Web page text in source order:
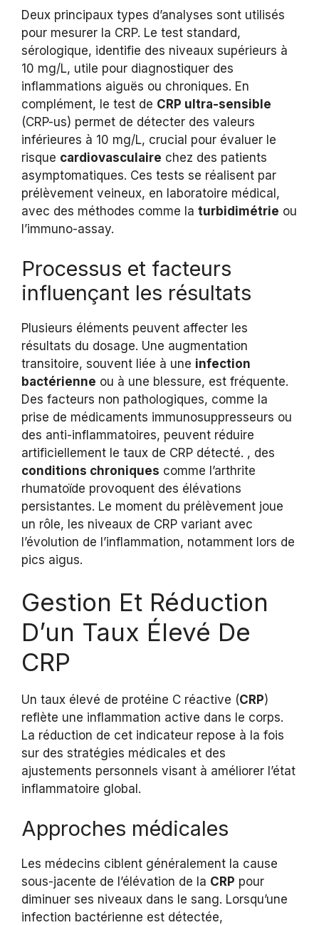
Deux principaux types d’analyses sont utilisés
pour mesurer la CRP. Le test standard,
sérologique, identifie des niveaux supérieurs à
10 mg/L, utile pour diagnostiquer des
inflammations aiguës ou chroniques. En
complément, le test de CRP ultra-sensible
(CRP-us) permet de détecter des valeurs
inférieures à 10 mg/L, crucial pour évaluer le
risque cardiovasculaire chez des patients
asymptomatiques. Ces tests se réalisent par
prélèvement veineux, en laboratoire médical,
avec des méthodes comme la turbidimétrie ou
l’immuno-assay.
Processus et facteurs
influençant les résultats
Plusieurs éléments peuvent affecter les
résultats du dosage. Une augmentation
transitoire, souvent liée à une infection
bactérienne ou à une blessure, est fréquente.
Des facteurs non pathologiques, comme la
prise de médicaments immunosuppresseurs ou
des anti-inflammatoires, peuvent réduire
artificiellement le taux de CRP détecté. , des
conditions chroniques comme l’arthrite
rhumatoïde provoquent des élévations
persistantes. Le moment du prélèvement joue
un rôle, les niveaux de CRP variant avec
l’évolution de l’inflammation, notamment lors de
pics aigus.
Gestion Et Réduction
D’un Taux Élevé De
CRP
Un taux élevé de protéine C réactive (CRP)
reflète une inflammation active dans le corps.
La réduction de cet indicateur repose à la fois
sur des stratégies médicales et des
ajustements personnels visant à améliorer l’état
inflammatoire global.
Approches médicales
Les médecins ciblent généralement la cause
sous-jacente de l’élévation de la CRP pour
diminuer ses niveaux dans le sang. Lorsqu’une
infection bactérienne est détectée,